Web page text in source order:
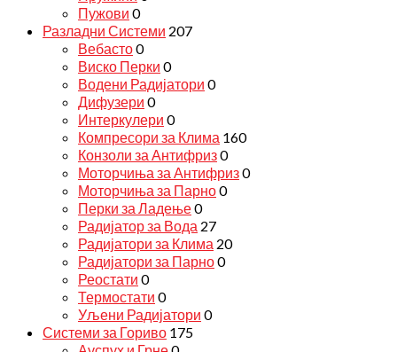
Пужови 0
Разладни Системи 207
Вебасто0
Виско Перки 0
Водени Радијатори 0
Дифузери 0
Интеркулери 0
Компресори за Клима 160
Конзоли за Антифриз0
Моторчиња за Антифриз0
Моторчиња за Парно0
Перки за Ладење0
Радијатор за Вода 27
Радијатори за Клима 20
Радијатори за Парно0
Реостати 0
Термостати 0
Уљени Радијатори 0
Системи за Гориво 175